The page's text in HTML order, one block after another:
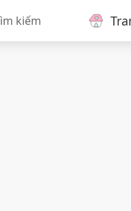
kiếm